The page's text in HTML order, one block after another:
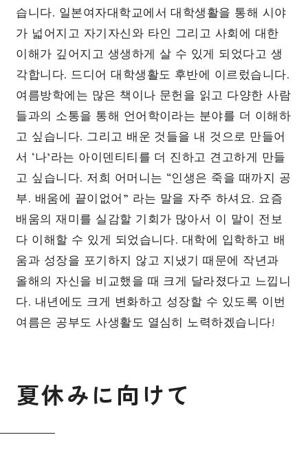
습니다. 일본여자대학교에서 대학생활을 통해 시야
가 넓어지고 자기자신와 타인 그리고 사회에 대한
이해가 깊어지고 생생하게 살 수 있게 되었다고 생
각합니다. 드디어 대학생활도 후반에 이르렀습니다.
여름방학에는 많은 책이나 문헌을 읽고 다양한 사람
들과의 소통을 통해 언어학이라는 분야를 더 이해하
고 싶습니다. 그리고 배운 것들을 내 것으로 만들어
서 ‘나’라는 아이덴티티를 더 진하고 견고하게 만들
고 싶습니다. 저희 어머니는 “인생은 죽을 때까지 공
부. 배움에 끝이없어” 라는 말을 자주 하셔요. 요즘
배움의 재미를 실감할 기회가 많아서 이 말이 전보
다 이해할 수 있게 되었습니다. 대학에 입학하고 배
움과 성장을 포기하지 않고 지냈기 때문에 작년과
올해의 자신을 비교했을 때 크게 달라졌다고 느낍니
다. 내년에도 크게 변화하고 성장할 수 있도록 이번
여름은 공부도 사생활도 열심히 노력하겠습니다!
夏休みに 向 けて